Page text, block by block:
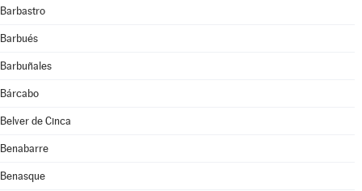
Barbastro
Barbués
Barbuñales
Bárcabo
Belver de Cinca
Benabarre
Benasque